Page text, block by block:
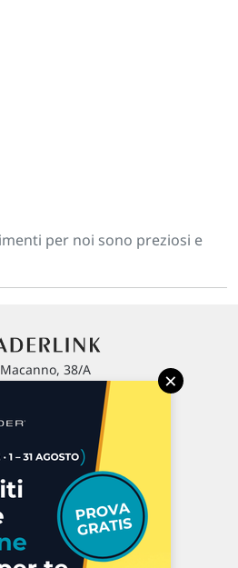
per noi sono preziosi e
38/A
02 452 460 401
Chi siamo
e segnalazioni
Contattaci
×